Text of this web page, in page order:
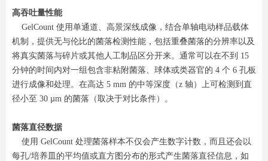
高吞吐量性能
GelCount 使用单通道、高景深线成像，结合单轴电动样品载体
机制，提供无与伦比的菌落检测性能，包括重叠菌落的分辨率以及
将真实菌落与碎片或其他人工制品区分开来。通常可以在不到 15
分钟的时间内对一组包含非粘附菌落、球体或类器官的 4 个 6 孔板
进行成像和处理。在高达 5 mm 的中等深度（z 轴）上可检测到直
径小至 30 µm 的菌落（取决于对比条件）。
菌落直径数据
使用 GelCount 处理菌落样本不仅会产生数字计数，而且还会以
每孔/培养皿的平均值或直方图分布的形式产生菌落直径信息，如